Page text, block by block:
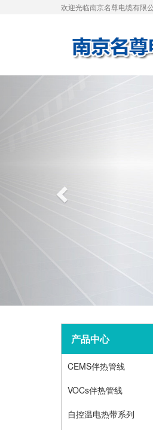
欢迎光临南京名尊电缆有限
产品中心
CEMS伴热管线
VOCs伴热管线
自控温电热带系列